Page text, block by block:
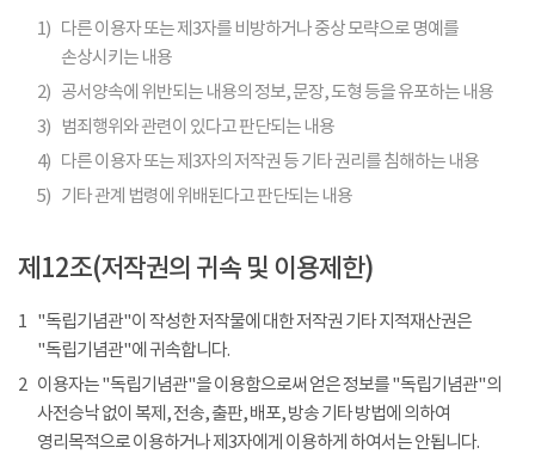
1) 다른 이용자 또는 제3자를 비방하거나 중상 모략으로 명예를
손상시키는 내용
2) 공서양속에 위반되는 내용의 정보, 문장, 도형 등을 유포하는 내용
3)
범죄행위와 관련이 있다고 판단되는 내용
4) 다른 이용자 또는 제3자의 저작권 등 기타 권리를 침해하는 내용
5) 기타 관계 법령에 위배된다고 판단되는 내용
제12조(저작권의 귀속 및 이용제한)
1 "독립기념관"이 작성한 저작물에 대한 저작권 기타 지적재산권은
"독립기념관"에 귀속합니다.
2 이용자는 "독립기념관"을 이용함으로써 얻은 정보를 "독립기념관"의
사전승낙 없이 복제, 전송, 출판, 배포, 방송 기타 방법에 의하여
영리목적으로 이용하거나 제3자에게 이용하게 하여서는 안됩니다.